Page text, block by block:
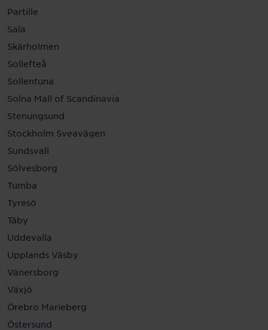
Partille
Sala
Skärholmen
Sollefteå
Sollentuna
Solna Mall of Scandinavia
Stenungsund
Stockholm Sveavägen
Sundsvall
Sölvesborg
Tumba
Tyresö
Täby
Uddevalla
Upplands Väsby
Vänersborg
Växjö
Örebro Marieberg
Östersund